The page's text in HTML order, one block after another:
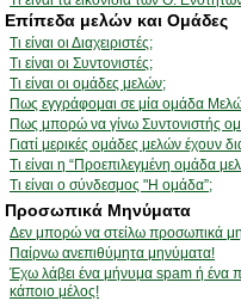
Επίπεδα μελών και Ομάδες
Τι είναι οι Διαχειριστές;
Τι είναι οι Συντονιστές;
Τι είναι οι ομάδες μελών;
Πως εγγράφομαι σε μία ομάδα
Πως μπορώ να γίνω Συντονιστής
Γιατί μερικές ομάδες μελών έχουν
Τι είναι η “Προεπιλεγμένη ομάδα
Τι είναι ο σύνδεσμος "Η ομάδα”;
Προσωπικά Μηνύματα
Δεν μπορώ να στείλω προσωπικά
Παίρνω ανεπιθύμητα μηνύματα!
Έχω λάβει ένα μήνυμα spam ή ένα
κάποιο μέλος!